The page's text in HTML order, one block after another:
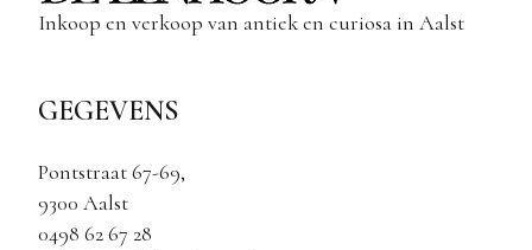
Inkoop en verkoop van antiek en curiosa in Aalst
GEGEVENS
Pontstraat 67-69,
9300 Aalst
0498 62 67 28